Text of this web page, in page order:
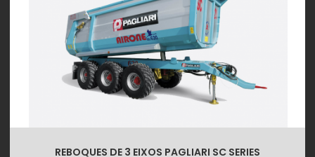
REBOQUES DE 3 EIXOS PAGLIARI SC SERIES